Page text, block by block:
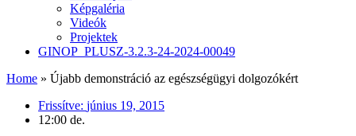
Képgaléria
Videók
Projektek
GINOP_PLUSZ-3.2.3-24-2024-00049
Home » Újabb demonstráció az egészségügyi dolgozókért
Frissítve: június 19, 2015
12:00 de.